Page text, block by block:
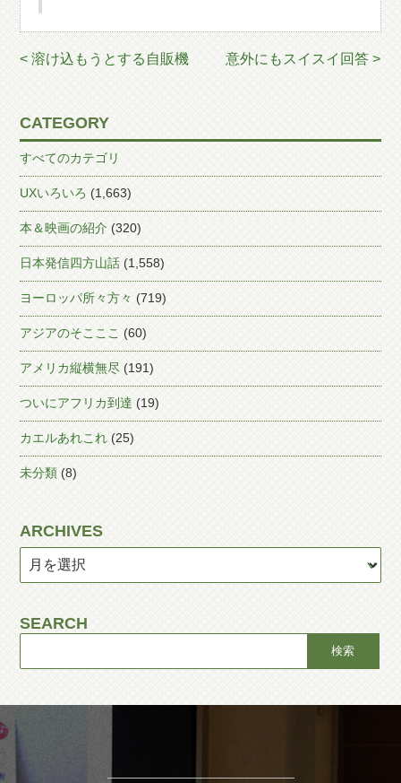
< 溶け込もうとする自販機 意外にもスイスイ回答 >
CATEGORY
すべてのカテゴリ
UXいろいろ (1,663)
本＆映画の紹介 (320)
日本発信四方山話 (1,558)
ヨーロッパ所々方々 (719)
アジアのそこここ (60)
アメリカ縦横無尽 (191)
ついにアフリカ到達 (19)
カエルあれこれ (25)
未分類 (8)
ARCHIVES
SEARCH